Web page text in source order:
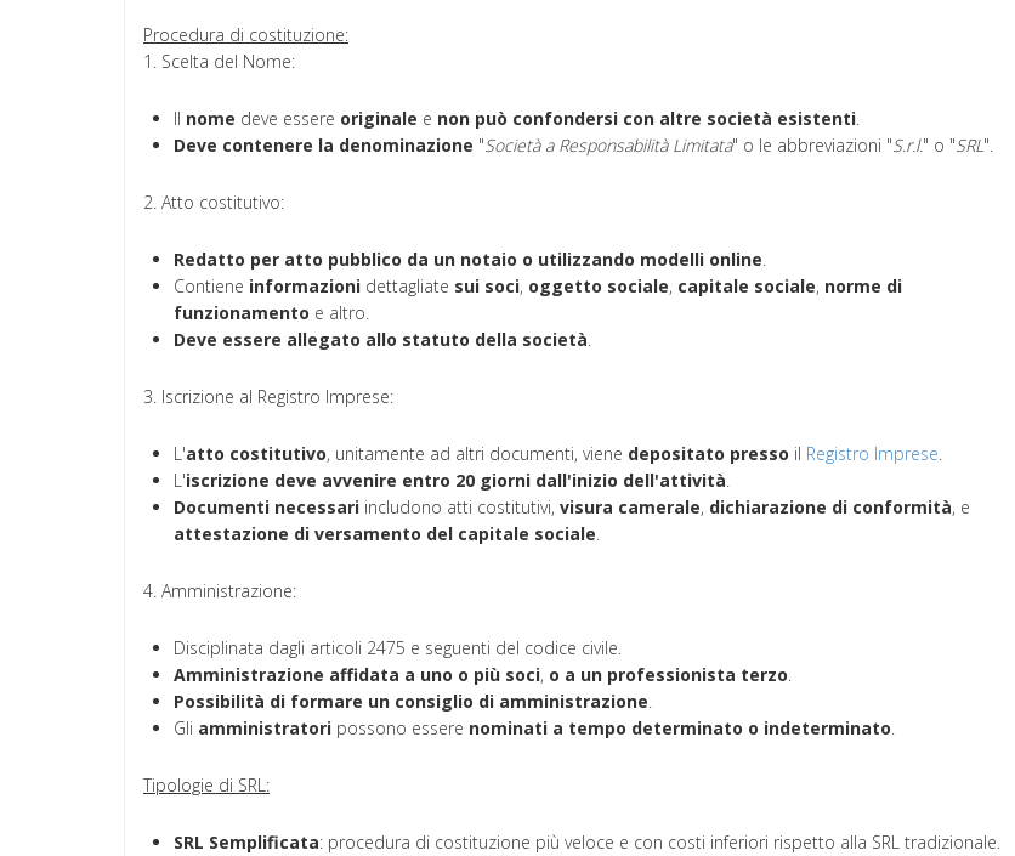
Procedura di costituzione:
1. Scelta del Nome:
Il nome deve essere originale e non può confondersi con altre società esistenti.
Deve contenere la denominazione "Società a Responsabilità Limitata" o le abbreviazioni "S.r.l." o "SRL".
2. Atto costitutivo:
Redatto per atto pubblico da un notaio o utilizzando modelli online.
Contiene informazioni dettagliate sui soci, oggetto sociale, capitale sociale, norme di
funzionamento e altro.
Deve essere allegato allo statuto della società.
3. Iscrizione al Registro Imprese:
L'atto costitutivo, unitamente ad altri documenti, viene depositato presso il Registro Imprese.
L'iscrizione deve avvenire entro 20 giorni dall'inizio dell'attività.
Documenti necessari includono atti costitutivi, visura camerale, dichiarazione di conformità, e
attestazione di versamento del capitale sociale.
4. Amministrazione:
Disciplinata dagli articoli 2475 e seguenti del codice civile.
Amministrazione affidata a uno o più soci, o a un professionista terzo.
Possibilità di formare un consiglio di amministrazione.
Gli amministratori possono essere nominati a tempo determinato o indeterminato.
Tipologie di SRL:
SRL Semplificata: procedura di costituzione più veloce e con costi inferiori rispetto alla SRL tradizionale.